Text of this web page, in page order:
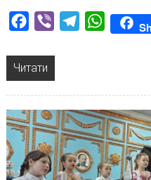
Facebook
Viber TelegramWhatsApp
Читати